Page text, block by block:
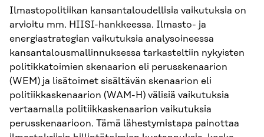
Ilmastopolitiikan kansantaloudellisia vaikutuksia on
arvioitu mm. HIISI-hankkeessa. Ilmasto- ja
energiastrategian vaikutuksia analysoineessa
kansantalousmallinnuksessa tarkasteltiin nykyisten
politikkatoimien skenaarion eli perusskenaarion
(WEM) ja lisätoimet sisältävän skenaarion eli
politiikkaskenaarion (WAM-H) välisiä vaikutuksia
vertaamalla politiikkaskenaarion vaikutuksia
perusskenaarioon. Tämä lähestymistapa painottaa